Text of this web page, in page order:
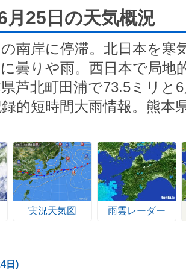
月25日の天気概況
南岸に停滞。北日本を寒
曇りや雨。西日本で局地
芦北町田浦で73.5ミリと
的短時間大雨情報。熊本
実況天気図 雨雲レーダー
日)